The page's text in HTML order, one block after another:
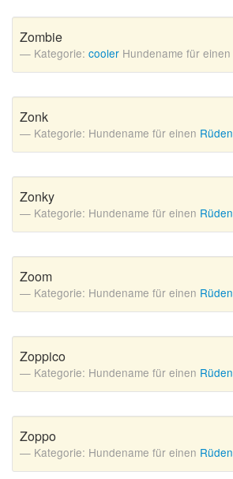
Zombie
Kategorie: cooler Hundename für einen
Zonk
Kategorie: Hundename für einen Rüden
Zonky
Kategorie: Hundename für einen Rüden
Zoom
Kategorie: Hundename für einen Rüden
Zoppico
Kategorie: Hundename für einen Rüden
Zoppo
Kategorie: Hundename für einen Rüden